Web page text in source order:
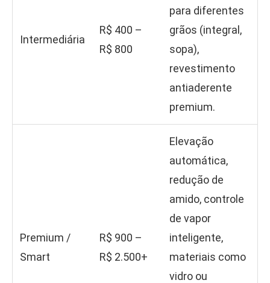
Intermediária
R$ 400 –
R$ 800
para diferentes
grãos (integral,
sopa),
revestimento
antiaderente
premium.
Premium /
Smart
R$ 900 –
R$ 2.500+
Elevação
automática,
redução de
amido, controle
de vapor
inteligente,
materiais como
vidro ou